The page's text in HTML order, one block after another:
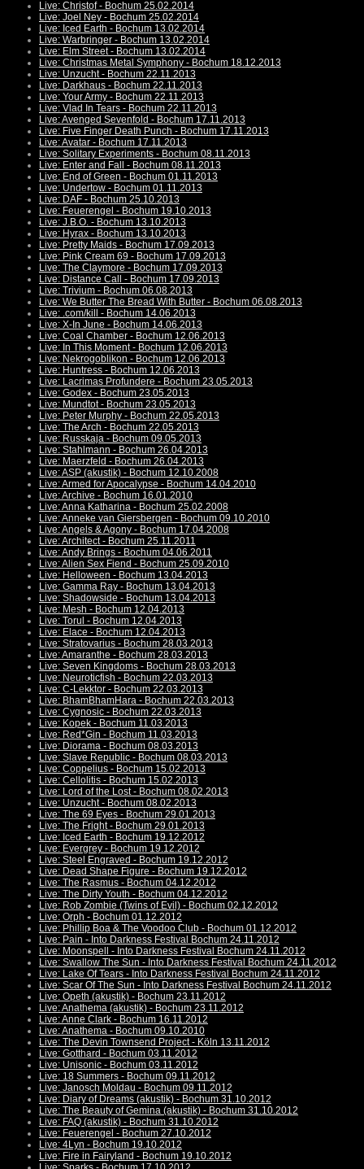
Live: Christof - Bochum 25.02.2014
Live: Joel Ney - Bochum 25.02.2014
Live: Iced Earth - Bochum 13.02.2014
Live: Warbringer - Bochum 13.02.2014
Live: Elm Street - Bochum 13.02.2014
Live: Christmas Metal Symphony - Bochum 18.12.2013
Live: Unzucht - Bochum 22.11.2013
Live: Darkhaus - Bochum 22.11.2013
Live: Your Army - Bochum 22.11.2013
Live: Vlad In Tears - Bochum 22.11.2013
Live: Avenged Sevenfold - Bochum 17.11.2013
Live: Five Finger Death Punch - Bochum 17.11.2013
Live: Avatar - Bochum 17.11.2013
Live: Solitary Experiments - Bochum 08.11.2013
Live: Enter and Fall - Bochum 08.11.2013
Live: End of Green - Bochum 01.11.2013
Live: Undertow - Bochum 01.11.2013
Live: DAF - Bochum 25.10.2013
Live: Feuerengel - Bochum 19.10.2013
Live: J.B.O. - Bochum 13.10.2013
Live: Hyrax - Bochum 13.10.2013
Live: Pretty Maids - Bochum 17.09.2013
Live: Pink Cream 69 - Bochum 17.09.2013
Live: The Claymore - Bochum 17.09.2013
Live: Distance Call - Bochum 17.09.2013
Live: Trivium - Bochum 06.08.2013
Live: We Butter The Bread With Butter - Bochum 06.08.2013
Live: .com/kill - Bochum 14.06.2013
Live: X-In June - Bochum 14.06.2013
Live: Coal Chamber - Bochum 12.06.2013
Live: In This Moment - Bochum 12.06.2013
Live: Nekrogoblikon - Bochum 12.06.2013
Live: Huntress - Bochum 12.06.2013
Live: Lacrimas Profundere - Bochum 23.05.2013
Live: Godex - Bochum 23.05.2013
Live: Mundtot - Bochum 23.05.2013
Live: Peter Murphy - Bochum 22.05.2013
Live: The Arch - Bochum 22.05.2013
Live: Russkaja - Bochum 09.05.2013
Live: Stahlmann - Bochum 26.04.2013
Live: Maerzfeld - Bochum 26.04.2013
Live: ASP (akustik) - Bochum 12.10.2008
Live: Armed for Apocalypse - Bochum 14.04.2010
Live: Archive - Bochum 16.01.2010
Live: Anna Katharina - Bochum 25.02.2008
Live: Anneke van Giersbergen - Bochum 09.10.2010
Live: Angels & Agony - Bochum 17.04.2008
Live: Architect - Bochum 25.11.2011
Live: Andy Brings - Bochum 04.06.2011
Live: Alien Sex Fiend - Bochum 25.09.2010
Live: Helloween - Bochum 13.04.2013
Live: Gamma Ray - Bochum 13.04.2013
Live: Shadowside - Bochum 13.04.2013
Live: Mesh - Bochum 12.04.2013
Live: Torul - Bochum 12.04.2013
Live: Elace - Bochum 12.04.2013
Live: Stratovarius - Bochum 28.03.2013
Live: Amaranthe - Bochum 28.03.2013
Live: Seven Kingdoms - Bochum 28.03.2013
Live: Neuroticfish - Bochum 22.03.2013
Live: C-Lekktor - Bochum 22.03.2013
Live: BhamBhamHara - Bochum 22.03.2013
Live: Cygnosic - Bochum 22.03.2013
Live: Kopek - Bochum 11.03.2013
Live: Red*Gin - Bochum 11.03.2013
Live: Diorama - Bochum 08.03.2013
Live: Slave Republic - Bochum 08.03.2013
Live: Coppelius - Bochum 15.02.2013
Live: Cellolitis - Bochum 15.02.2013
Live: Lord of the Lost - Bochum 08.02.2013
Live: Unzucht - Bochum 08.02.2013
Live: The 69 Eyes - Bochum 29.01.2013
Live: The Fright - Bochum 29.01.2013
Live: Iced Earth - Bochum 19.12.2012
Live: Evergrey - Bochum 19.12.2012
Live: Steel Engraved - Bochum 19.12.2012
Live: Dead Shape Figure - Bochum 19.12.2012
Live: The Rasmus - Bochum 04.12.2012
Live: The Dirty Youth - Bochum 04.12.2012
Live: Rob Zombie (Twins of Evil) - Bochum 02.12.2012
Live: Orph - Bochum 01.12.2012
Live: Phillip Boa & The Voodoo Club - Bochum 01.12.2012
Live: Pain - Into Darkness Festival Bochum 24.11.2012
Live: Moonspell - Into Darkness Festival Bochum 24.11.2012
Live: Swallow The Sun - Into Darkness Festival Bochum 24.11.2012
Live: Lake Of Tears - Into Darkness Festival Bochum 24.11.2012
Live: Scar Of The Sun - Into Darkness Festival Bochum 24.11.2012
Live: Opeth (akustik) - Bochum 23.11.2012
Live: Anathema (akustik) - Bochum 23.11.2012
Live: Anne Clark - Bochum 16.11.2012
Live: Anathema - Bochum 09.10.2010
Live: The Devin Townsend Project - Köln 13.11.2012
Live: Gotthard - Bochum 03.11.2012
Live: Unisonic - Bochum 03.11.2012
Live: 18 Summers - Bochum 09.11.2012
Live: Janosch Moldau - Bochum 09.11.2012
Live: Diary of Dreams (akustik) - Bochum 31.10.2012
Live: The Beauty of Gemina (akustik) - Bochum 31.10.2012
Live: FAQ (akustik) - Bochum 31.10.2012
Live: Feuerengel - Bochum 27.10.2012
Live: 4Lyn - Bochum 19.10.2012
Live: Fire in Fairyland - Bochum 19.10.2012